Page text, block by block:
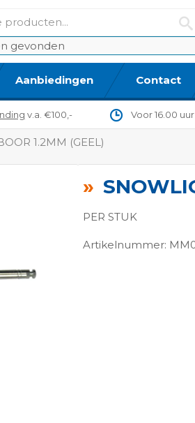
gevonden
Aanbiedingen Contact
v.a. €100,- Voor 16.00
1.2MM (GEEL)
PER STUK
Artikelnummer: